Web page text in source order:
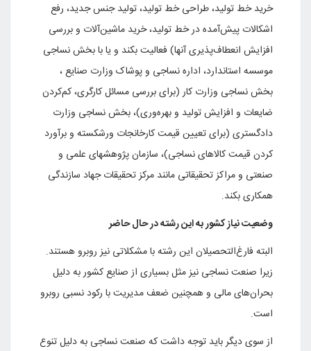
خرید خط تولید، طراحی خط تولید، تولید جنس جدید، رفع
اشکالات پیش‌آمده در خط تولید، خرید ماشین‌آلات و بررسی
افزایش انعطاف‌پذیری آنها) فعالیت بکند و یا با بخش نساجی
موسسه استاندارد، اداره نساجی و پوشاک وزارت صنایع ،
بخش نساجی وزارت کار (برای بررسی مسائل کارگری، کم‌کردن
ضایعات و افزایش تولید و بهره‌وری)، بخش نساجی وزارت
دادگستری (برای تعیین قیمت کارخانجات ورشکسته و برآورد
کردن قیمت کالاهای نساجی)، سازمان پژوهشهای علمی و
صنعتی و مراکز تحقیقاتی مانند مرکز تحقیقات جهاد سازندگی
همکاری بکند.
وضعیت نیاز کشور به این رشته در حال حاضر
البته فارغ‌التحصیلان این رشته با مشکلاتی نیز روبرو هستند.
زیرا صنعت نساجی نیز مثل بسیاری از صنایع کشور به دلیل
بحران‌های مالی و همچنین ضعف مدیریت با رکود نسبی روبرو
است.
از سوی دیگر باید توجه داشت که صنعت نساجی به دلیل تنوع